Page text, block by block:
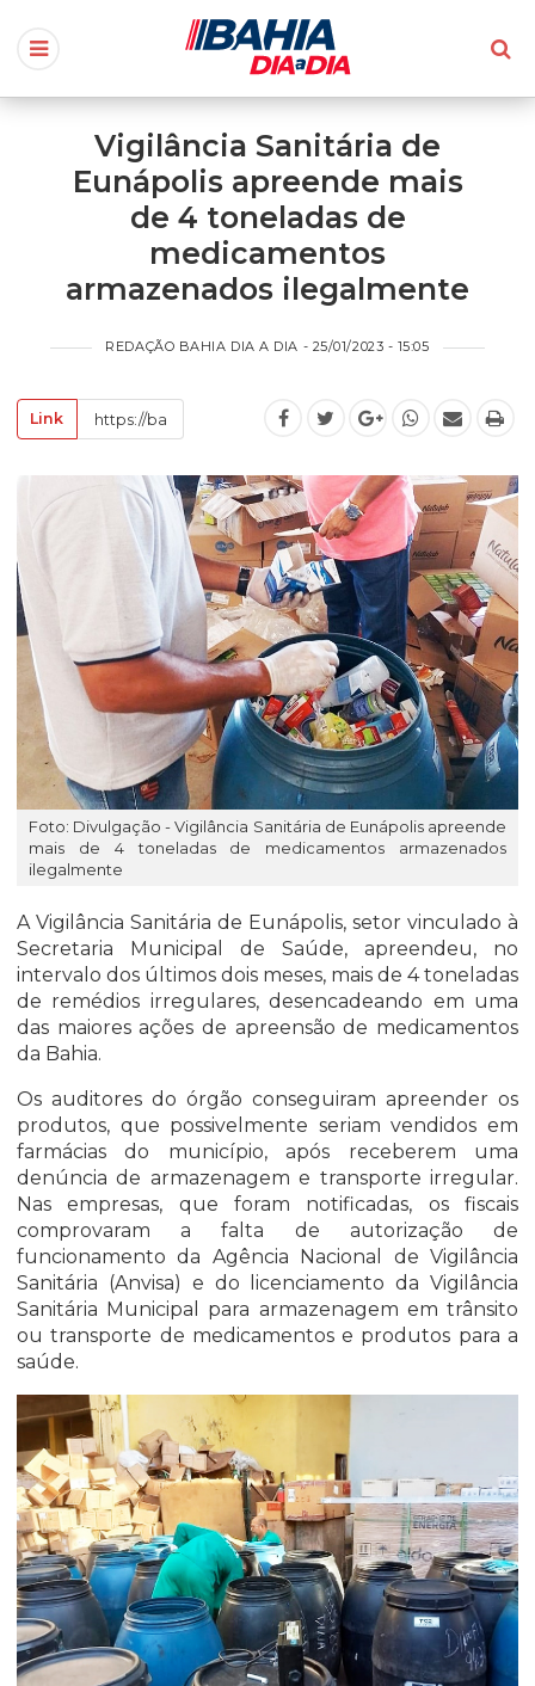
Vigilância Sanitária de
Eunápolis apreende mais
de 4 toneladas de
medicamentos
armazenados ilegalmente
REDAÇÃO BAHIA DIA A DIA - 25/01/2023 - 15:05
Link
Foto: Divulgação - Vigilância Sanitária de Eunápolis apreende
mais de 4 toneladas de medicamentos armazenados
ilegalmente
A Vigilância Sanitária de Eunápolis, setor vinculado à
Secretaria Municipal de Saúde, apreendeu, no
intervalo dos últimos dois meses, mais de 4 toneladas
de remédios irregulares, desencadeando em uma
das maiores ações de apreensão de medicamentos
da Bahia.
Os auditores do órgão conseguiram apreender os
produtos, que possivelmente seriam vendidos em
farmácias do município, após receberem uma
denúncia de armazenagem e transporte irregular.
Nas empresas, que foram notificadas, os fiscais
comprovaram a falta de autorização de
funcionamento da Agência Nacional de Vigilância
Sanitária (Anvisa) e do licenciamento da Vigilância
Sanitária Municipal para armazenagem em trânsito
ou transporte de medicamentos e produtos para a
saúde.